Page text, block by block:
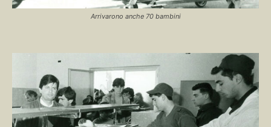
Arrivarono anche 70 bambini